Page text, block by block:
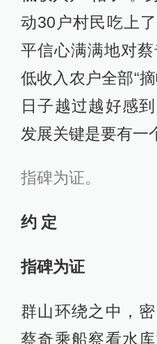
动30户村民吃上
平信心满满地对
低收入农户全部“
日子越过越好感
发展关键是要有一
指碑为证。
约 定
指碑为证
群山环绕之中，
蔡奇乘船察看水